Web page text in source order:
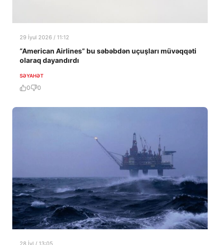
29 İyul 2026 / 11:12
“American Airlines” bu səbəbdən uçuşları müvəqqəti
olaraq dayandırdı
SƏYAHƏT
0 0
28 İyl / 13:05